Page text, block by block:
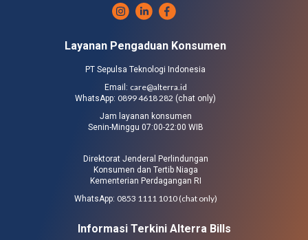
Layanan Pengaduan Konsumen
PT Sepulsa Teknologi Indonesia
Email: care@alterra.id
WhatsApp: 0899 4618 282 (chat only)
Jam layanan konsumen
Senin-Minggu 07:00-22:00 WIB
Direktorat Jenderal Perlindungan
Konsumen dan Tertib Niaga
Kementerian Perdagangan RI
WhatsApp: 0853 1111 1010 (chat only)
Informasi Terkini Alterra Bills